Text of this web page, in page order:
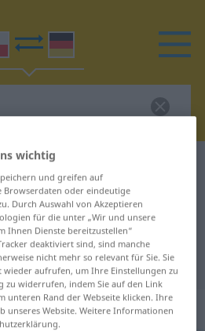
Übersetzung für
Übersetzung
żeński
wichtig
und greifen auf
Browserdaten oder eindeutige
Durch Auswahl von Akzeptieren
für die unter „Wir und unsere
Ihnen Dienste bereitzustellen“
deaktiviert sind, sind manche
nicht mehr so relevant für Sie. Sie
wieder aufrufen, um Ihre Einstellungen zu
widerrufen, indem Sie auf den Link
unteren Rand der Webseite klicken. Ihre
unseres Website. Weitere Informationen